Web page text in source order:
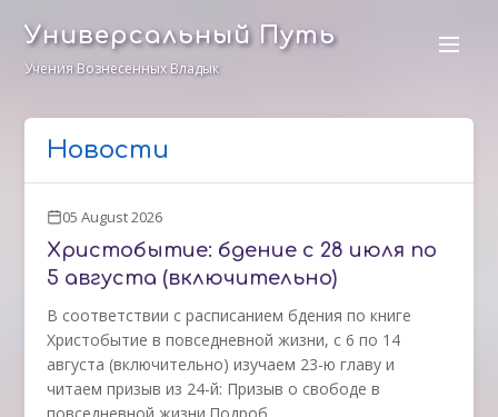
Универсальный Путь
Учения Вознесенных Владык
Новости
05 August 2026
Христобытие: бдение с 28 июля по
5 августа (включительно)
В соответствии с расписанием бдения по книге
Христобытие в повседневной жизни, с 6 по 14
августа (включительно) изучаем 23-ю главу и
читаем призыв из 24-й: Призыв о свободе в